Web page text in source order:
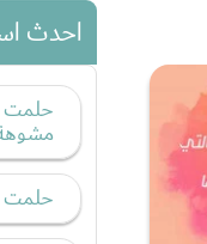
احدث
حلمت
حلمت